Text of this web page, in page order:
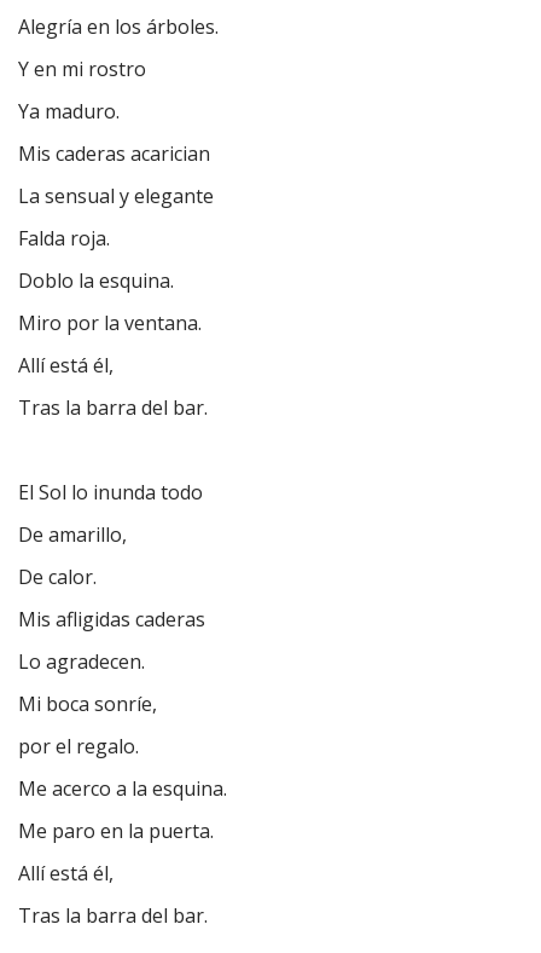
Alegría en los árboles.
Y en mi rostro
Ya maduro.
Mis caderas acarician
La sensual y elegante
Falda roja.
Doblo la esquina.
Miro por la ventana.
Allí está él,
Tras la barra del bar.
El Sol lo inunda todo
De amarillo,
De calor.
Mis afligidas caderas
Lo agradecen.
Mi boca sonríe,
por el regalo.
Me acerco a la esquina.
Me paro en la puerta.
Allí está él,
Tras la barra del bar.